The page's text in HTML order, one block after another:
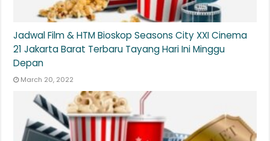
Jadwal Film & HTM Bioskop Seasons City XXI Cinema
21 Jakarta Barat Terbaru Tayang Hari Ini Minggu
Depan
March 20, 2022